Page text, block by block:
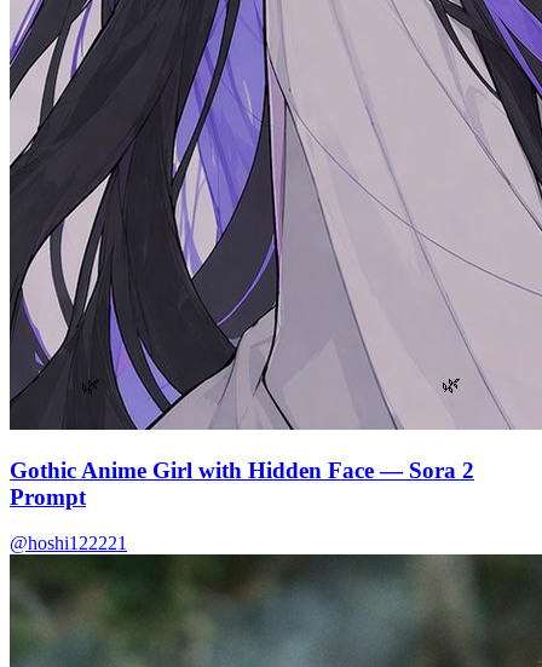
🌿 🌿
Gothic Anime Girl with Hidden Face — Sora 2
Prompt
@hoshi122221